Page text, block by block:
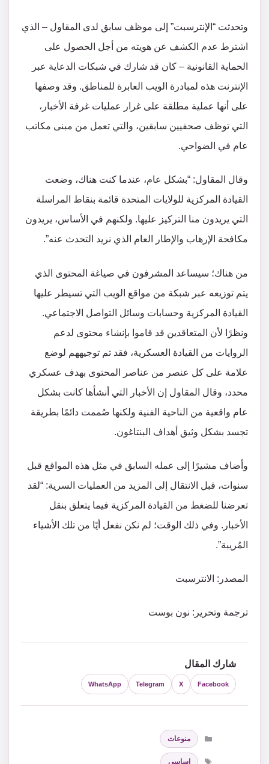
وتحدثت “الإنترسبت” إلى موظف سابق لدى المقاول – الذي
اشترط عدم الكشف عن هويته من أجل الحصول على
الحماية القانونية – كان قد شارك في شبكات الدعاية عبر
الإنترنت هذه لمبادرة الويب العابرة للمناطق. وقد وصفها
على أنها عملية مطلقة على غرار عمليات غرفة الأخبار،
التي توظف صحفيين سابقين، والتي تعمل من مبنى مكاتب
عام في الضواحي.
وقال المقاول: “بشكل عام، عندما كنت هناك، وضعت
القيادة المركزية للولايات المتحدة قائمة بنقاط المراسلة
التي يريدون منا التركيز عليها. ولكنهم في الأساس، يريدون
مكافحة الإرهاب والإطار العام الذي نريد التحدث عنه”.
من هناك؛ سيساعد المشرفون في صياغة المحتوى الذي
يتم توزيعه عبر شبكة من مواقع الويب التي تسيطر عليها
القيادة المركزية وحسابات وسائل التواصل الاجتماعي.
ونظرًا لأن المتعاقدين قد قاموا بإنشاء محتوى لدعم
الروايات من القيادة العسكرية، فقد تم توجيههم لوضع
علامة على كل عنصر من عناصر المحتوى بهدف عسكري
محدد، وقال المقاول إن الأخبار التي أنشأها كانت بشكل
عام واقعية من الناحية الفنية ولكنها صُممت دائمًا بطريقة
تجسد بشكل وثيق أهداف البنتاغون.
وأضاف مشيرًا إلى عمله السابق في مثل هذه المواقع قبل
سنوات، قبل الانتقال إلى المزيد من العمليات السرية: “لقد
تعرضنا للضغط من القيادة المركزية فيما يتعلق بنقل
الأخبار. وفي ذلك الوقت؛ لم نكن نفعل أيًا من تلك الأشياء
المُريبة”.
المصدر: الانترسبت
ترجمة وتحرير: نون بوست
شارك المقال
Facebook
X
Telegram
WhatsApp
التصنيفات
منوعات
الوسوم
اساسي